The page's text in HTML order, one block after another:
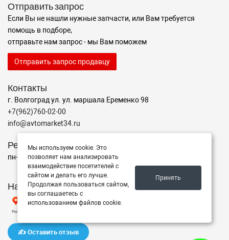
Отправить запрос
Если Вы не нашли нужные запчасти, или Вам требуется
помощь в подборе,
отправьте нам запрос - мы Вам поможем
Отправить запрос продавцу
Контакты
г. Волгоград ул. ул. маршала Еременко 98
+7(962)760-02-00
info@avtomarket34.ru
Режим работы
пн-пт с 10:00 до 15:00, Сб-Вс выходной
Наш рейтинг на Яндексе
✍️ Оставить отзыв
Мы используем cookie. Это
позволяет нам анализировать
взаимодействие посетителей с
сайтом и делать его лучше.
Продолжая пользоваться сайтом,
вы соглашаетесь с
использованием файлов cookie.
Принять